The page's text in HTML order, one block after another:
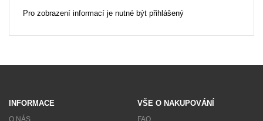
Pro zobrazení informací je nutné být přihlášený
INFORMACE
O NÁS
VŠE O NAKUPOVÁNÍ
FAQ